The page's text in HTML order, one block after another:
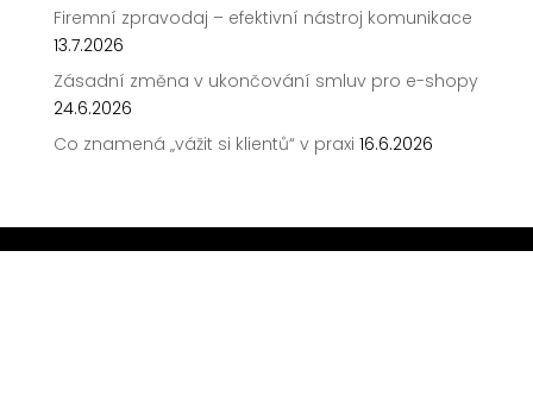
Firemní zpravodaj – efektivní nástroj komunikace
13.7.2026
Zásadní změna v ukončování smluv pro e-shopy
24.6.2026
Co znamená „vážit si klientů“ v praxi 16.6.2026